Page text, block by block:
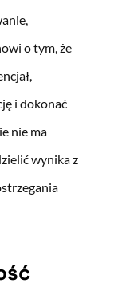
o tym, że
i dokonać
nie ma
wynika z